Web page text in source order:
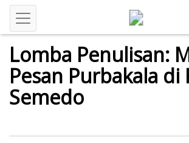
Hutan
Lomba Penulisan:
Pesan Purbakala di
Semedo